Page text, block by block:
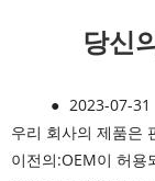
당신
● 2023-07-31
우리 회사의 제품은
이전의:OEM이 허용